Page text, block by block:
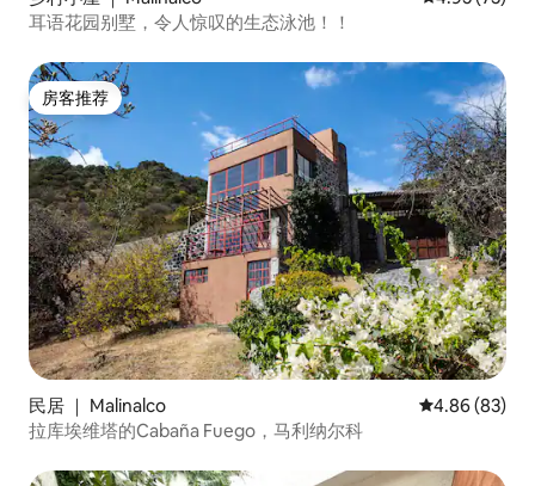
耳语花园别墅，令人惊叹的生态泳池！！
房客推荐
房客推荐
民居 ｜ Malinalco 平均评分 4.86
4.86 (83)
拉库埃维塔的Cabaña Fuego，马利纳尔科